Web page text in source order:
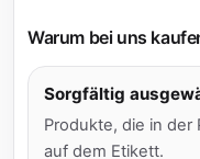
Warum bei uns
Sorgfältig
Produkte, die in der
auf dem Etikett.